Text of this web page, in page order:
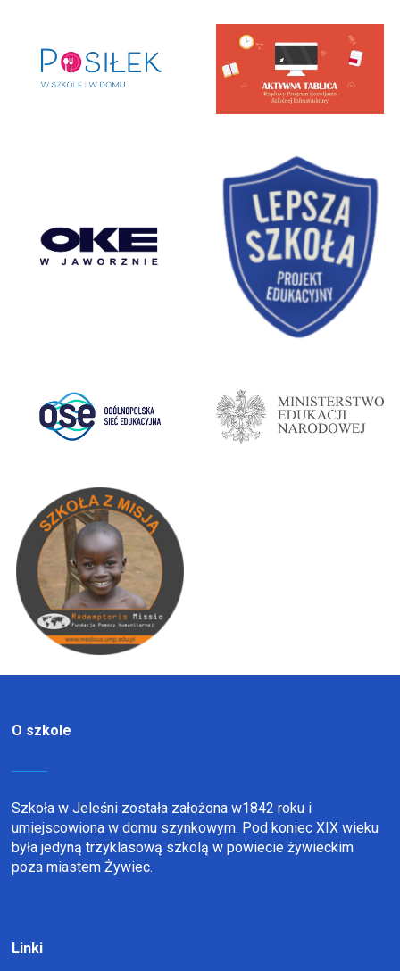
O szkole
Szkoła w Jeleśni została założona w1842 roku i
umiejscowiona w domu szynkowym. Pod koniec XIX wieku
była jedyną trzyklasową szkolą w powiecie żywieckim
poza miastem Żywiec.
Linki